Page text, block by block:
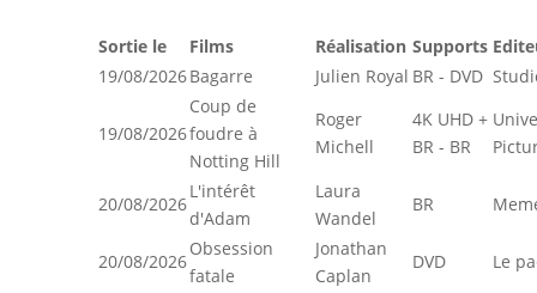
Sortie le Films Réalisation Supports
19/08/2026Bagarre Julien Royal BR - DVD
19/08/2026
Coup de
foudre à
Notting Hill
Roger
Michell
4K UHD +
BR - BR
20/08/2026
L'intérêt
d'Adam
Laura
Wandel
BR
20/08/2026
Obsession
fatale
Jonathan
Caplan
DVD Le